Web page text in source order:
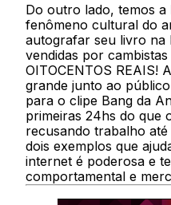
Do outro lado, temos a
fenômeno cultural do
autografar seu livro na
vendidas por
OITOCENTOS REAIS!
grande junto ao
para o clipe Bang da
primeiras 24hs do que
recusando trabalho
dois exemplos que
internet é poderosa e
comportamental e